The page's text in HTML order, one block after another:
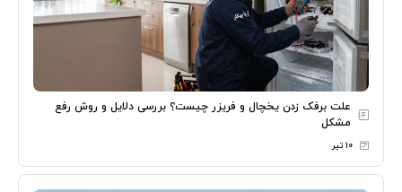
علت برفک زدن یخچال و فریزر چیست؟ بررسی دلایل و روش رفع
مشکل
۱۰ تیر